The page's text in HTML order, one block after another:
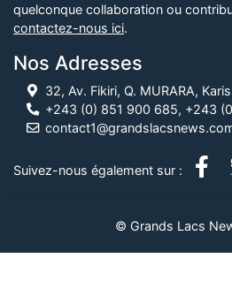
quelconque collaboration ou
contactez-nous ici.
Nos Adresses
32, Av. Fikiri, Q. MURARA,
+243 (0) 851 900 685, +243
Suivez-nous également sur :
© Grands Lacs